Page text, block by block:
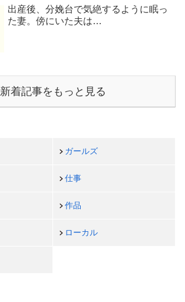
出産後、分娩台で気絶するように眠っ
た妻。傍にいた夫は…
新着記事をもっと見る
ガールズ
仕事
作品
ローカル